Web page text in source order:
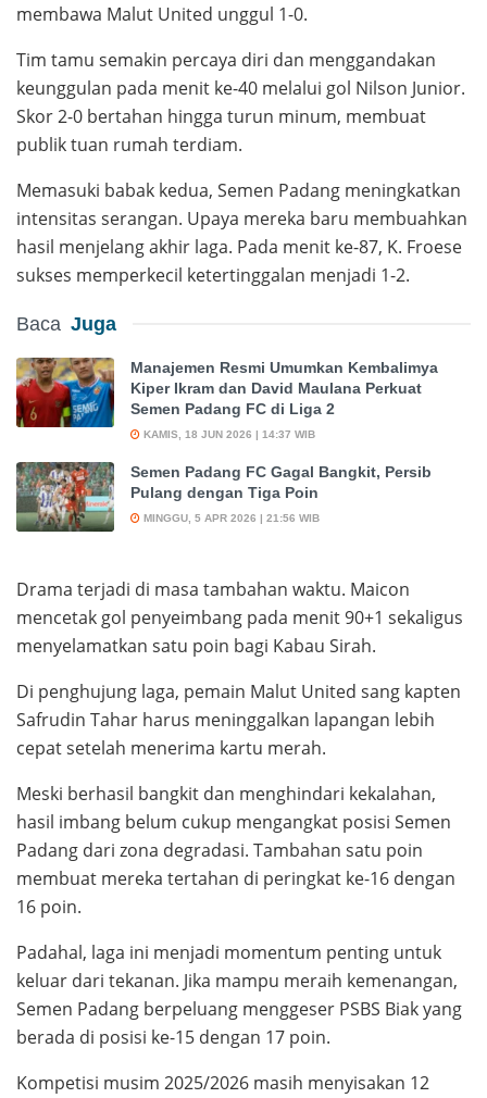
membawa Malut United unggul 1-0.
Tim tamu semakin percaya diri dan menggandakan
keunggulan pada menit ke-40 melalui gol Nilson Junior.
Skor 2-0 bertahan hingga turun minum, membuat
publik tuan rumah terdiam.
Memasuki babak kedua, Semen Padang meningkatkan
intensitas serangan. Upaya mereka baru membuahkan
hasil menjelang akhir laga. Pada menit ke-87, K. Froese
sukses memperkecil ketertinggalan menjadi 1-2.
Baca Juga
Manajemen Resmi Umumkan Kembalimya
Kiper Ikram dan David Maulana Perkuat
Semen Padang FC di Liga 2
KAMIS, 18 JUN 2026 | 14:37 WIB
Semen Padang FC Gagal Bangkit, Persib
Pulang dengan Tiga Poin
MINGGU, 5 APR 2026 | 21:56 WIB
Drama terjadi di masa tambahan waktu. Maicon
mencetak gol penyeimbang pada menit 90+1 sekaligus
menyelamatkan satu poin bagi Kabau Sirah.
Di penghujung laga, pemain Malut United sang kapten
Safrudin Tahar harus meninggalkan lapangan lebih
cepat setelah menerima kartu merah.
Meski berhasil bangkit dan menghindari kekalahan,
hasil imbang belum cukup mengangkat posisi Semen
Padang dari zona degradasi. Tambahan satu poin
membuat mereka tertahan di peringkat ke-16 dengan
16 poin.
Padahal, laga ini menjadi momentum penting untuk
keluar dari tekanan. Jika mampu meraih kemenangan,
Semen Padang berpeluang menggeser PSBS Biak yang
berada di posisi ke-15 dengan 17 poin.
Kompetisi musim 2025/2026 masih menyisakan 12